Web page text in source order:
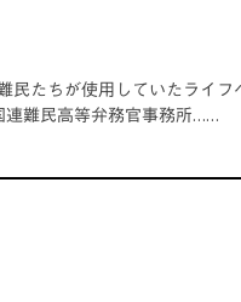
たちが使用していたライ
連難民高等弁務官事務所……